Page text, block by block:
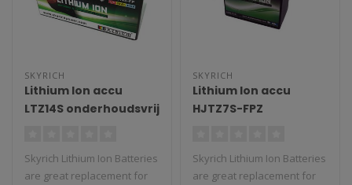
SKYRICH
Lithium Ion accu
LTZ14S onderhoudsvrij
Skyrich Lithium Ion Batteries
are great replacement for
SKYRICH
Lithium Ion accu
HJTZ7S-FPZ
Skyrich Lithium Ion Batteries
are great replacement for